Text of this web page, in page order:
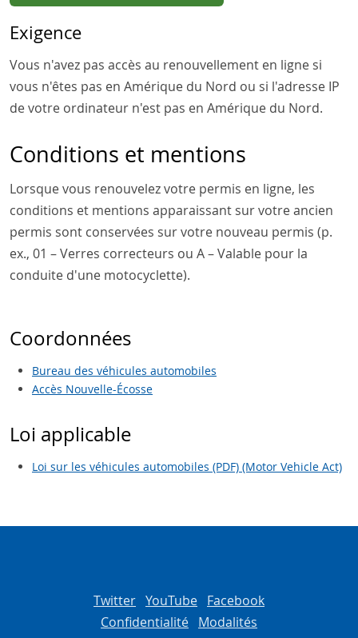
Exigence
Vous n'avez pas accès au renouvellement en ligne si
vous n'êtes pas en Amérique du Nord ou si l'adresse IP
de votre ordinateur n'est pas en Amérique du Nord.
Conditions et mentions
Lorsque vous renouvelez votre permis en ligne, les
conditions et mentions apparaissant sur votre ancien
permis sont conservées sur votre nouveau permis (p.
ex., 01 – Verres correcteurs ou A – Valable pour la
conduite d'une motocyclette).
Coordonnées
Bureau des véhicules automobiles
Accès Nouvelle-Écosse
Loi applicable
Loi sur les véhicules automobiles (PDF) (Motor Vehicle Act)
Twitter YouTube Facebook
Confidentialité Modalités